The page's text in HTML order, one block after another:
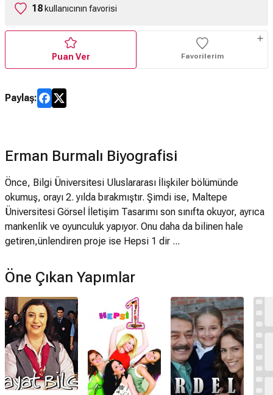
18kullanıcının favorisi
Puan Ver Favorilerim
Paylaş:
Erman Burmalı Biyografisi
Önce, Bilgi Üniversitesi Uluslararası İlişkiler bölümünde
okumuş, orayı 2. yılda bırakmıştır. Şimdi ise, Maltepe
Üniversitesi Görsel İletişim Tasarımı son sınıfta okuyor, ayrıca
mankenlik ve oyunculuk yapıyor. Onu daha da bilinen hale
getiren,ünlendiren proje ise Hepsi 1 dir ...
Öne Çıkan Yapımlar